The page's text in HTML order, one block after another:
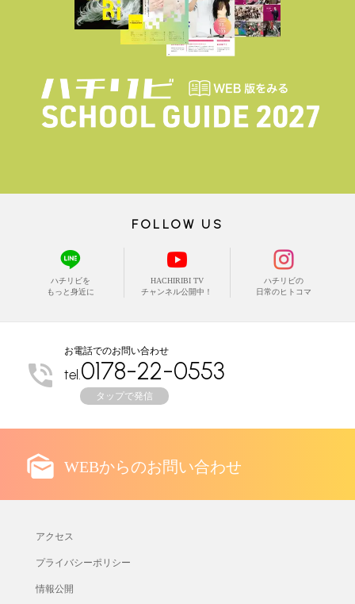
FOLLOW US
ハチリビを
もっと身近に
HACHIRIBI TV
チャンネル公開中！
ハチリビの
日常のヒトコマ
お電話でのお問い合わせ
tel. 0178-22-0553
タップで発信
WEBからのお問い合わせ
アクセス
プライバシーポリシー
情報公開